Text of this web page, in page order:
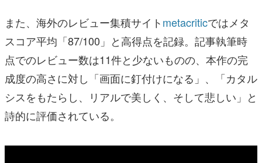
また、海外のレビュー集積サイトmetacriticではメタ
スコア平均「87/100」と高得点を記録。記事執筆時
点でのレビュー数は11件と少ないものの、本作の完
成度の高さに対し「画面に釘付けになる」、「カタル
シスをもたらし、リアルで美しく、そして悲しい」と
詩的に評価されている。